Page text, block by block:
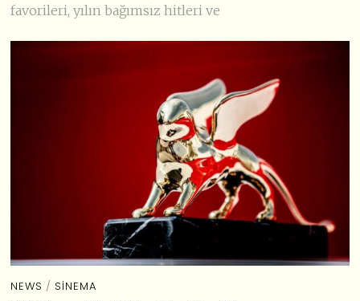
favorileri, yılın bağımsız hitleri ve
NEWS / SINEMA